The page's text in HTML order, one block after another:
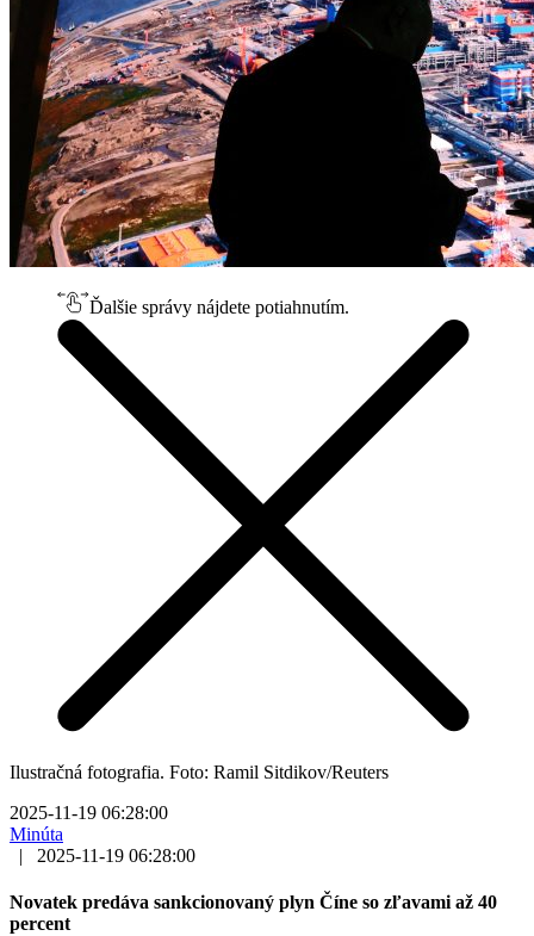
Ďalšie správy nájdete potiahnutím.
Ilustračná fotografia. Foto: Ramil Sitdikov/Reuters
2025-11-19 06:28:00
Minúta
|
2025-11-19 06:28:00
Novatek predáva sankcionovaný plyn Číne so zľavami až 40
percent